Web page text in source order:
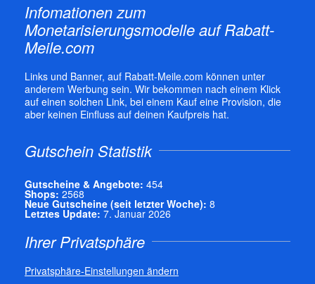
Infomationen zum
Monetarisierungsmodelle auf Rabatt-
Meile.com
Links und Banner, auf Rabatt-Meile.com können unter
anderem Werbung sein. Wir bekommen nach einem Klick
auf einen solchen Link, bei einem Kauf eine Provision, die
aber keinen Einfluss auf deinen Kaufpreis hat.
Gutschein Statistik
Gutscheine & Angebote: 454
Shops: 2568
Neue Gutscheine (seit letzter Woche): 8
Letztes Update: 7. Januar 2026
Ihrer Privatsphäre
Privatsphäre-Einstellungen ändern